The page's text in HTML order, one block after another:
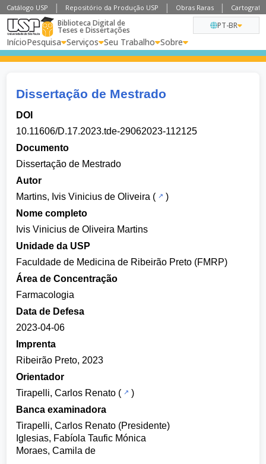
Catálogo USP Repositório da Produção USP Obras Raras
Biblioteca Digital de
Teses e Dissertações
InícioPesquisa Serviços Seu Trabalho Sobre
PT-BR
Dissertação de Mestrado
DOI
10.11606/D.17.2023.tde-29062023-112125
Documento
Dissertação de Mestrado
Autor
Martins, Ivis Vinicius de Oliveira (
)
Nome completo
Ivis Vinicius de Oliveira Martins
Unidade da USP
Faculdade de Medicina de Ribeirão Preto (FMRP)
Área de Concentração
Farmacologia
Data de Defesa
2023-04-06
Imprenta
Ribeirão Preto, 2023
Orientador
Tirapelli, Carlos Renato (
)
Banca examinadora
Tirapelli, Carlos Renato (Presidente)
Iglesias, Fabíola Taufic Mónica
Moraes, Camila de